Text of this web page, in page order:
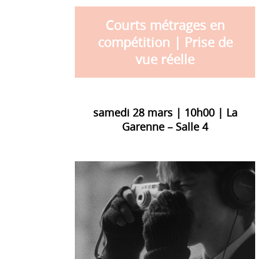
Courts métrages en
compétition | Prise de
vue réelle
samedi 28 mars | 10h00 | La
Garenne – Salle 4